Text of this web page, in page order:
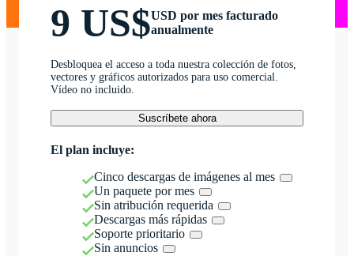
9 US$USD por mes facturado
anualmente
Desbloquea el acceso a toda nuestra colección de fotos,
vectores y gráficos autorizados para uso comercial.
Vídeo no incluido.
Suscríbete ahora
El plan incluye:
Cinco descargas de imágenes al mes
Un paquete por mes
Sin atribución requerida
Descargas más rápidas
Soporte prioritario
Sin anuncios